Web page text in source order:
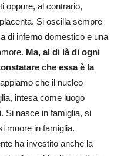
oppure, al contrario,
Si oscilla sempre
di inferno domestico e una
Ma, al di là di ogni
che essa è la
che il nucleo
intesa come luogo
Si nasce in famiglia, si
muore in famiglia.
ha investito anche la